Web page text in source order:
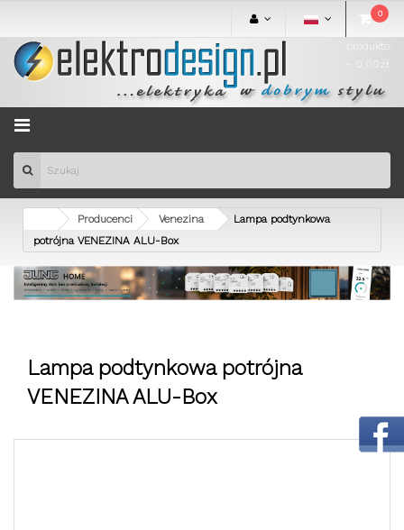
0
produktów
- 0.00zł
Menu
Producenci Venezina
Lampa podtynkowa
potrójna VENEZINA ALU-Box
Lampa podtynkowa potrójna
VENEZINA ALU-Box